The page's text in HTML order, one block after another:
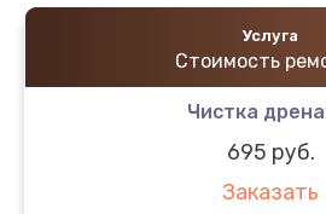
Услуга
Стоимость
Чистка
695 руб.
Заказать